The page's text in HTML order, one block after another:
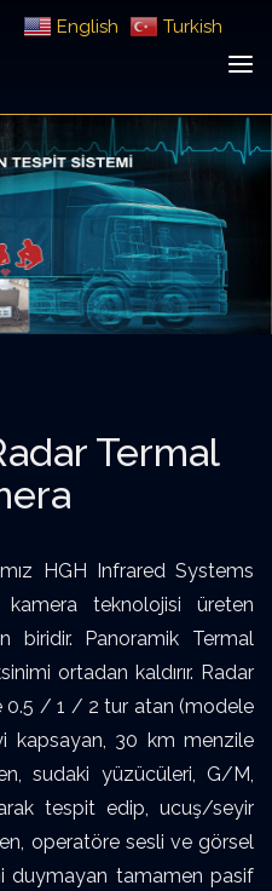
Termal
HGH Infrared Systems
teknolojisi üreten
biridir. Panoramik Termal
ortadan kaldırır. Radar
0.5 / 1 / 2 tur atan (modele
kapsayan, 30 km menzile
sudaki yüzücüleri, G/M,
tespit edip, ucuş/seyir
operatöre sesli ve görsel
duymayan tamamen pasif
English Turkish